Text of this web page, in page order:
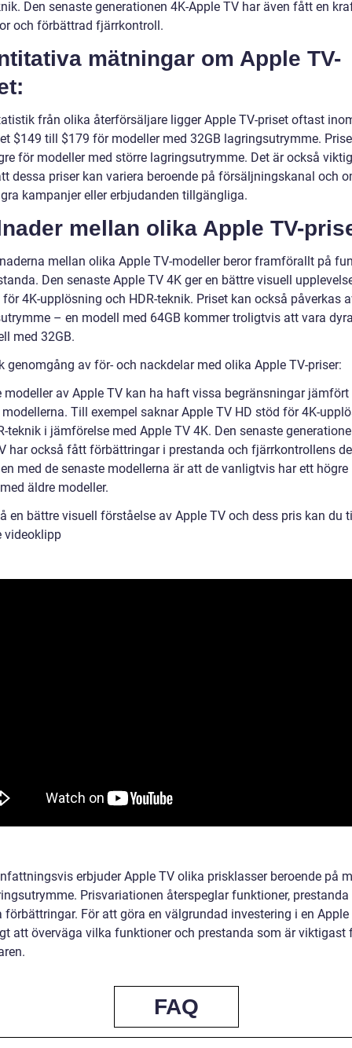
Den senaste generationen 4K-Apple TV har även fått en
och förbättrad fjärrkontroll.
mätningar om Apple TV-
från olika återförsäljare ligger Apple TV-priset oftast
$149 till $179 för modeller med 32GB lagringsutrymme.
för modeller med större lagringsutrymme. Det är också
dessa priser kan variera beroende på försäljningskanal och
kampanjer eller erbjudanden tillgängliga.
mellan olika Apple TV-
mellan olika Apple TV-modeller beror framförallt på
Den senaste Apple TV 4K ger en bättre visuell
4K-upplösning och HDR-teknik. Priset kan också påverkas
– en modell med 64GB kommer troligtvis att vara
med 32GB.
genomgång av för- och nackdelar med olika Apple TV-priser:
modeller av Apple TV kan ha haft vissa begränsningar jämfört
Till exempel saknar Apple TV HD stöd för 4K-
teknik i jämförelse med Apple TV 4K. Den senaste
har också fått förbättringar i prestanda och fjärrkontrollens
med de senaste modellerna är att de vanligtvis har ett högre
äldre modeller.
en bättre visuell förståelse av Apple TV och dess pris kan du
videoklipp
erbjuder Apple TV olika prisklasser beroende på
Prisvariationen återspeglar funktioner, prestanda
förbättringar. För att göra en välgrundad investering i en Apple
att överväga vilka funktioner och prestanda som är viktigast
FAQ